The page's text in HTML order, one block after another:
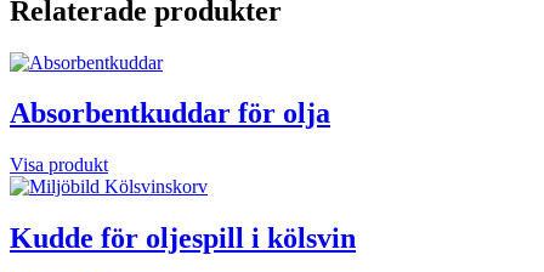
Relaterade produkter
Absorbentkuddar för olja
Visa produkt
Kudde för oljespill i kölsvin